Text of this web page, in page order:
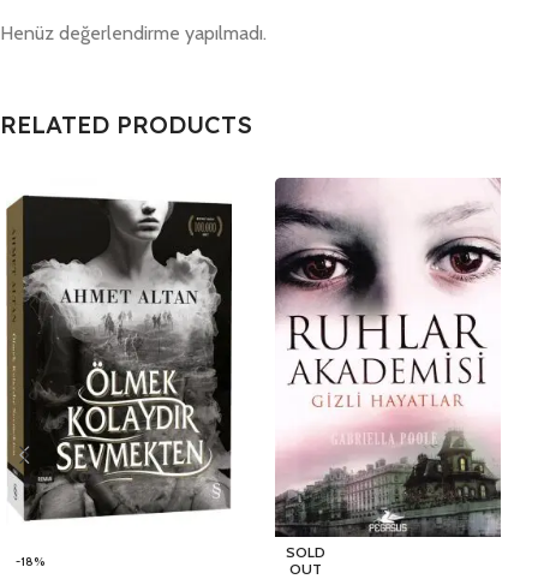
Henüz değerlendirme yapılmadı.
RELATED PRODUCTS
-18%
SOLD
OUT